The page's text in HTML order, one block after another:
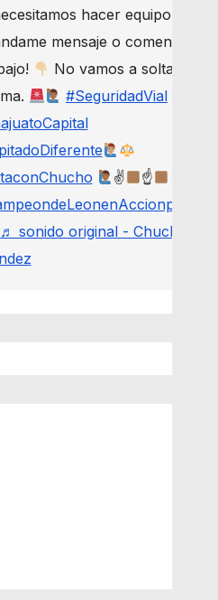
hacer equipo.
mensaje o comenta
No vamos a soltar
#SeguridadVial
✌
☝
♬ sonido original - Chucho